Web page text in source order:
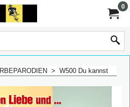
0
> W500 Du kannst